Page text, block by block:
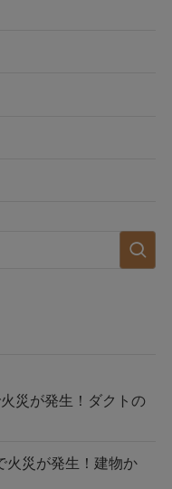
災が発生！ダクトの
火災が発生！建物か